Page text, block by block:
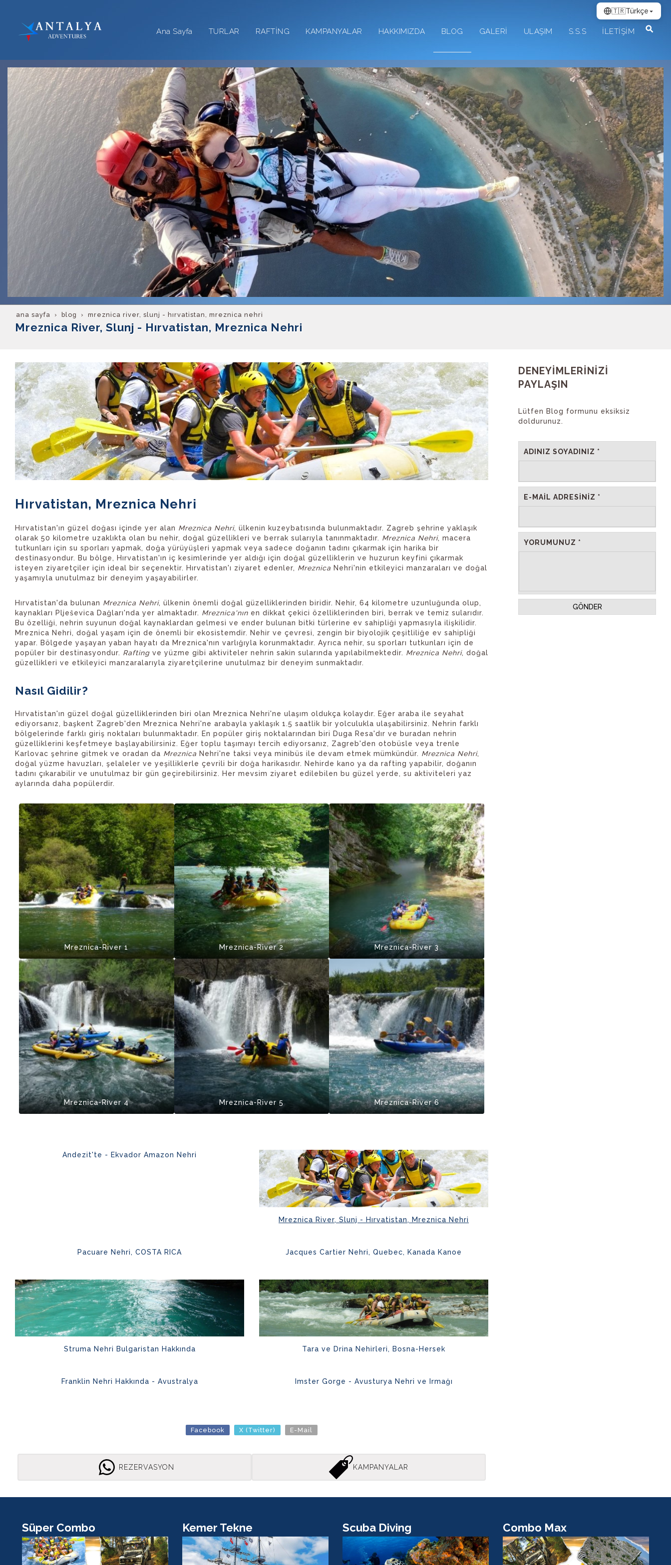
Ana Sayfa TURLAR RAFTİNG KAMPANYALAR HAKKIMIZDA BLOG GALERİ ULAŞIM S.S.S İLETİŞİM
ana sayfa blog mreznica river, slunj - hırvatistan, mreznica nehri
Mreznica River, Slunj - Hırvatistan, Mreznica Nehri
Hırvatistan, Mreznica Nehri
Hırvatistan'ın güzel doğası içinde yer alan Mreznica Nehri, ülkenin kuzeybatısında bulunmaktadır. Zagreb şehrine yaklaşık
olarak 50 kilometre uzaklıkta olan bu nehir, doğal güzellikleri ve berrak sularıyla tanınmaktadır. Mreznica Nehri, macera
tutkunları için su sporları yapmak, doğa yürüyüşleri yapmak veya sadece doğanın tadını çıkarmak için harika bir
destinasyondur. Bu bölge, Hırvatistan'ın iç kesimlerinde yer aldığı için doğal güzelliklerin ve huzurun keyfini çıkarmak
isteyen ziyaretçiler için ideal bir seçenektir. Hırvatistan'ı ziyaret edenler, Mreznica Nehri'nin etkileyici manzaraları ve doğal
yaşamıyla unutulmaz bir deneyim yaşayabilirler.
Hırvatistan'da bulunan Mreznica Nehri, ülkenin önemli doğal güzelliklerinden biridir. Nehir, 64 kilometre uzunluğunda olup,
kaynakları Plješevica Dağları'nda yer almaktadır. Mreznica'nın en dikkat çekici özelliklerinden biri, berrak ve temiz sularıdır.
Bu özelliği, nehrin suyunun doğal kaynaklardan gelmesi ve ender bulunan bitki türlerine ev sahipliği yapmasıyla ilişkilidir.
Mreznica Nehri, doğal yaşam için de önemli bir ekosistemdir. Nehir ve çevresi, zengin bir biyolojik çeşitliliğe ev sahipliği
yapar. Bölgede yaşayan yaban hayatı da Mreznica'nın varlığıyla korunmaktadır. Ayrıca nehir, su sporları tutkunları için de
popüler bir destinasyondur. Rafting ve yüzme gibi aktiviteler nehrin sakin sularında yapılabilmektedir. Mreznica Nehri, doğal
güzellikleri ve etkileyici manzaralarıyla ziyaretçilerine unutulmaz bir deneyim sunmaktadır.
Nasıl Gidilir?
Hırvatistan'ın güzel doğal güzelliklerinden biri olan Mreznica Nehri'ne ulaşım oldukça kolaydır. Eğer araba ile seyahat
ediyorsanız, başkent Zagreb'den Mreznica Nehri'ne arabayla yaklaşık 1.5 saatlik bir yolculukla ulaşabilirsiniz. Nehrin farklı
bölgelerinde farklı giriş noktaları bulunmaktadır. En popüler giriş noktalarından biri Duga Resa'dır ve buradan nehrin
güzelliklerini keşfetmeye başlayabilirsiniz. Eğer toplu taşımayı tercih ediyorsanız, Zagreb'den otobüsle veya trenle
Karlovac şehrine gitmek ve oradan da Mreznica Nehri'ne taksi veya minibüs ile devam etmek mümkündür. Mreznica Nehri,
doğal yüzme havuzları, şelaleler ve yeşilliklerle çevrili bir doğa harikasıdır. Nehirde kano ya da rafting yapabilir, doğanın
tadını çıkarabilir ve unutulmaz bir gün geçirebilirsiniz. Her mevsim ziyaret edilebilen bu güzel yerde, su aktiviteleri yaz
aylarında daha popülerdir.
Mreznica-River 1 Mreznica-River 2 Mreznica-River 3
Mreznica-River 4 Mreznica-River 5 Mreznica-River 6
Andezit'te - Ekvador Amazon Nehri
Mreznica River, Slunj - Hırvatistan, Mreznica Nehri
Pacuare Nehri, COSTA RICA Jacques Cartier Nehri, Quebec, Kanada Kanoe
Struma Nehri Bulgaristan Hakkında Tara ve Drina Nehirleri, Bosna-Hersek
Franklin Nehri Hakkında - Avustralya Imster Gorge - Avusturya Nehri ve Irmağı
Facebook X (Twitter) E-Mail
REZERVASYON KAMPANYALAR
DENEYİMLERİNİZİ
PAYLAŞIN
Lütfen Blog formunu eksiksiz
doldurunuz.
ADINIZ SOYADINIZ *
E-MAIL ADRESINIZ *
YORUMUNUZ *
GÖNDER
Süper Combo Kemer Tekne Scuba Diving Combo Max
🇹🇷Türkçe